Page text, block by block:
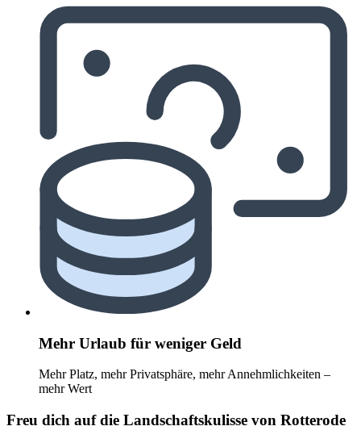
Mehr Urlaub für weniger Geld
Mehr Platz, mehr Privatsphäre, mehr Annehmlichkeiten –
mehr Wert
Freu dich auf die Landschaftskulisse von Rotterode